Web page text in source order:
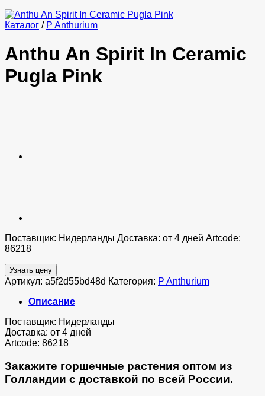
Каталог / P Anthurium
Anthu An Spirit In Ceramic
Pugla Pink
Поставщик: Нидерланды Доставка: от 4 дней Artcode:
86218
Узнать цену
Артикул: a5f2d55bd48d Категория: P Anthurium
Описание
Поставщик: Нидерланды
Доставка: от 4 дней
Artcode: 86218
Закажите горшечные растения оптом из
Голландии с доставкой по всей России.